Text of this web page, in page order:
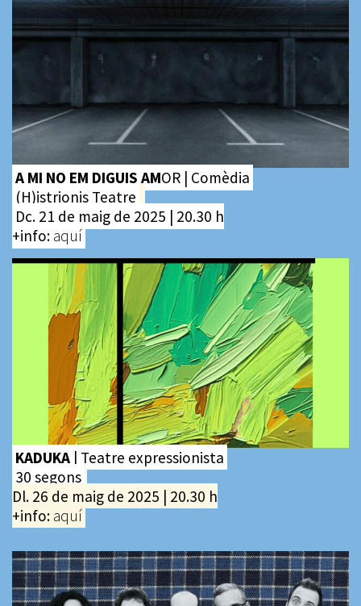
A MI NO EM DIGUIS AMOR | Comèdia
(H)istrionis Teatre
Dc. 21 de maig de 2025 | 20.30 h
+info: aquí
KADUKA| Teatre expressionista
30 segons
Dl. 26 de maig de 2025 | 20.30 h
+info: aquí